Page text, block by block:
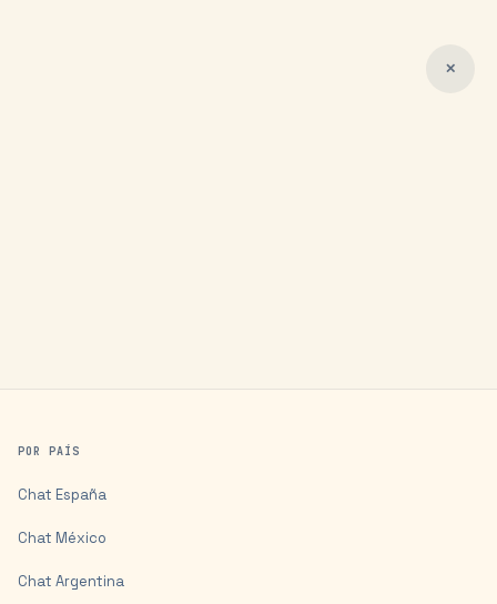
✕
POR PAÍS
Chat España
Chat México
Chat Argentina